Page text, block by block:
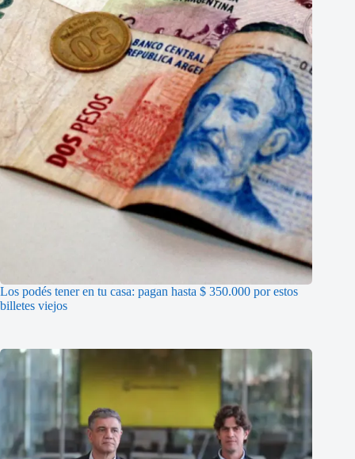
Los podés tener en tu casa: pagan hasta $ 350.000 por estos
billetes viejos